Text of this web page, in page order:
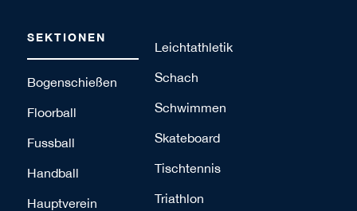
SEKTIONEN
Bogenschießen
Floorball
Fussball
Handball
Hauptverein
Leichtathletik
Schach
Schwimmen
Skateboard
Tischtennis
Triathlon